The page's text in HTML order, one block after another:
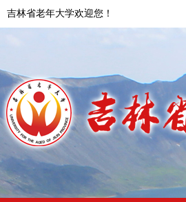
吉林省老年大学欢迎您！